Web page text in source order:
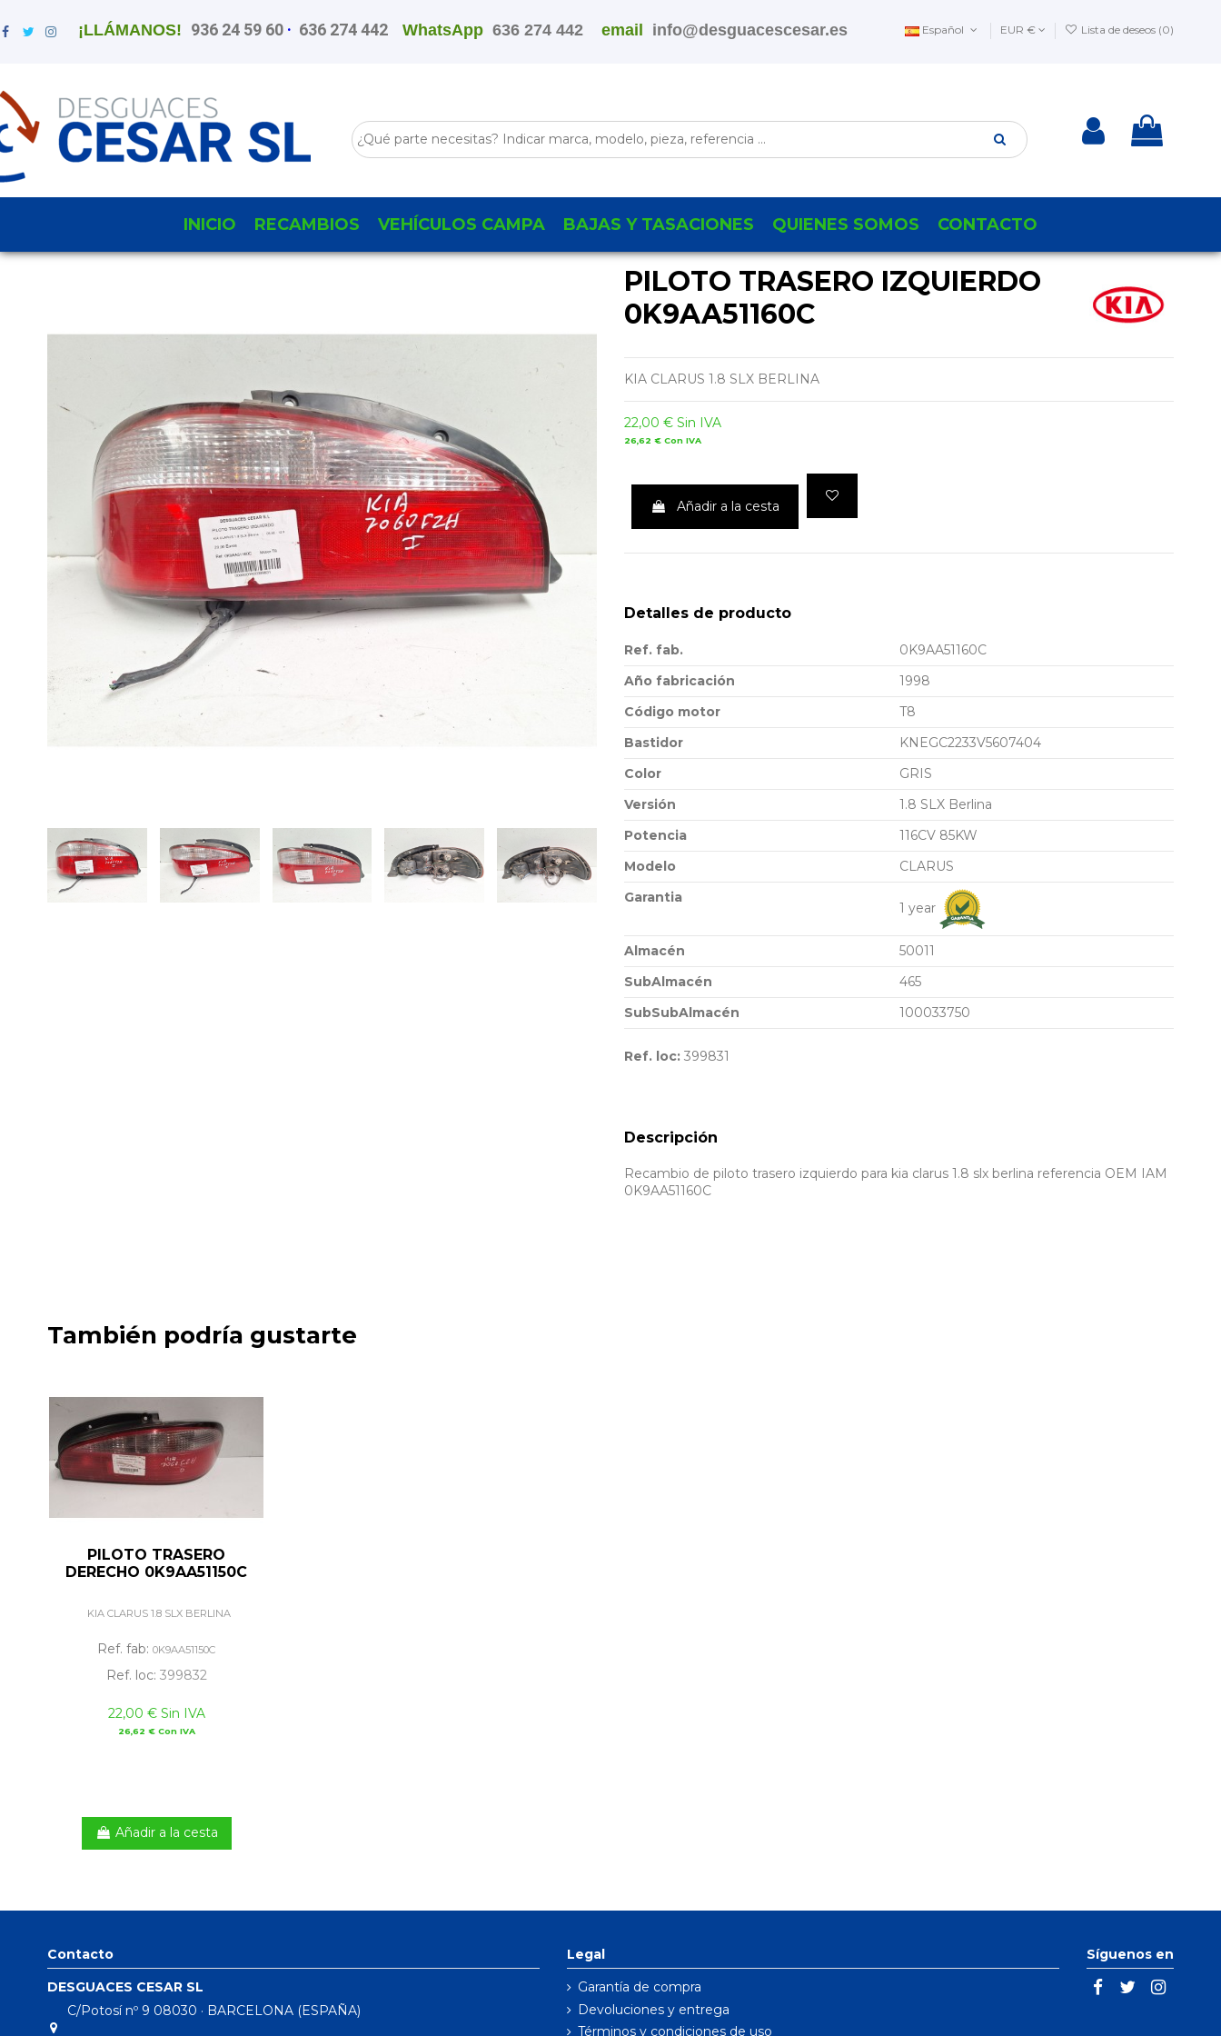
¡LLÁMANOS! 936 24 59 60 · 636 274 442 WhatsApp636 274 442 email info@desguacescesar.es Español EUR € Lista de deseos (0)
INICIO RECAMBIOS VEHÍCULOS CAMPA BAJAS Y TASACIONES QUIENES SOMOS CONTACTO
PILOTO TRASERO IZQUIERDO
0K9AA51160C
KIA CLARUS 1.8 SLX BERLINA
22,00 € Sin IVA
26,62 € Con IVA
Añadir a la cesta
Detalles de producto
Ref. fab.
0K9AA51160C
Año fabricación
1998
Código motor
T8
Bastidor
KNEGC2233V5607404
Color
GRIS
Versión
1.8 SLX Berlina
Potencia
116CV 85KW
Modelo
CLARUS
Garantia
1 year
Almacén
50011
SubAlmacén
465
SubSubAlmacén
100033750
Ref. loc: 399831
Descripción
Recambio de piloto trasero izquierdo para kia clarus 1.8 slx berlina referencia OEM IAM
0K9AA51160C
También podría gustarte
PILOTO TRASERO
DERECHO 0K9AA51150C
KIA CLARUS 1.8 SLX BERLINA
Ref. fab: 0K9AA51150C
Ref. loc: 399832
22,00 € Sin IVA
26,62 € Con IVA
Añadir a la cesta
Contacto
DESGUACES CESAR SL
C/Potosí nº 9 08030 · BARCELONA (ESPAÑA)
Legal
Garantía de compra
Devoluciones y entrega
Términos y condiciones de uso
Síguenos en